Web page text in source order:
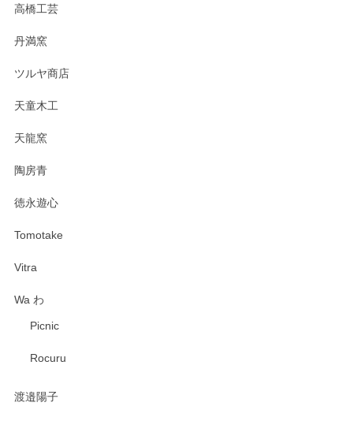
高橋工芸
丹満窯
ツルヤ商店
天童木工
天龍窯
陶房青
徳永遊心
Tomotake
Vitra
Wa わ
Picnic
Rocuru
渡邉陽子